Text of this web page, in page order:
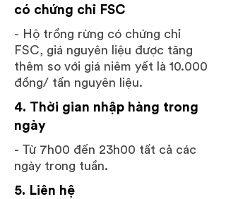
có chứng chỉ FSC
- Hộ trồng rừng có chứng chỉ
FSC, giá nguyên liệu được tăng
thêm so với giá niêm yết là 10.000
đồng/ tấn nguyên liệu.
4. Thời gian nhập hàng trong
ngày
- Từ 7h00 đến 23h00 tất cả các
ngày trong tuần.
5. Liên hệ